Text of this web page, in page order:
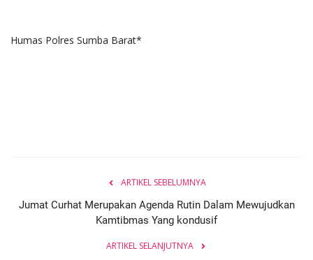
Humas Polres Sumba Barat*
ARTIKEL SEBELUMNYA
Jumat Curhat Merupakan Agenda Rutin Dalam Mewujudkan
Kamtibmas Yang kondusif
ARTIKEL SELANJUTNYA